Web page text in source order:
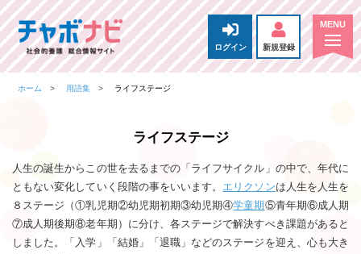
ログイン 新規登録
ホーム 用語集 ライフステージ
ライフステージ
人生の誕生からこの世を去るまでの「ライフサイクル」の中で、年代に
ともない変化していく段階の事をいいます。 エリクソンは人生を人生を
８ステージ（①乳児期②幼児期初期③幼児期④学童期⑤青年期⑥成人期
⑦成人期後期⑧老年期）に分け、各ステージで解決すべき課題があると
しました。「入学」「結婚」「退職」などのステージを迎え、心も大き